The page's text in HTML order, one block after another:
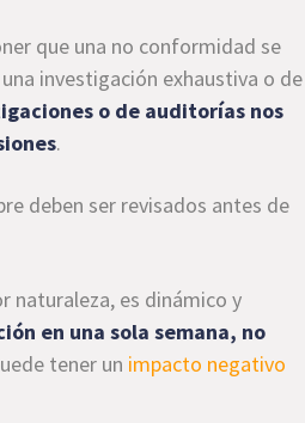
que una no conformidad se
investigación exhaustiva o de
o de auditorías nos
.
deben ser revisados antes de
naturaleza, es dinámico y
en una sola semana, no
tener un impacto negativo